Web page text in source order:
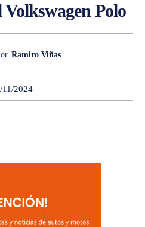
Volkswagen Polo
Ramiro Viñas
11/2024